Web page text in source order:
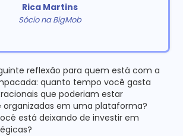
Rica Martins
Sócio na BigMob
reflexão para quem está com a
quanto tempo você gasta
que poderiam estar
em uma plataforma?
está deixando de investir em